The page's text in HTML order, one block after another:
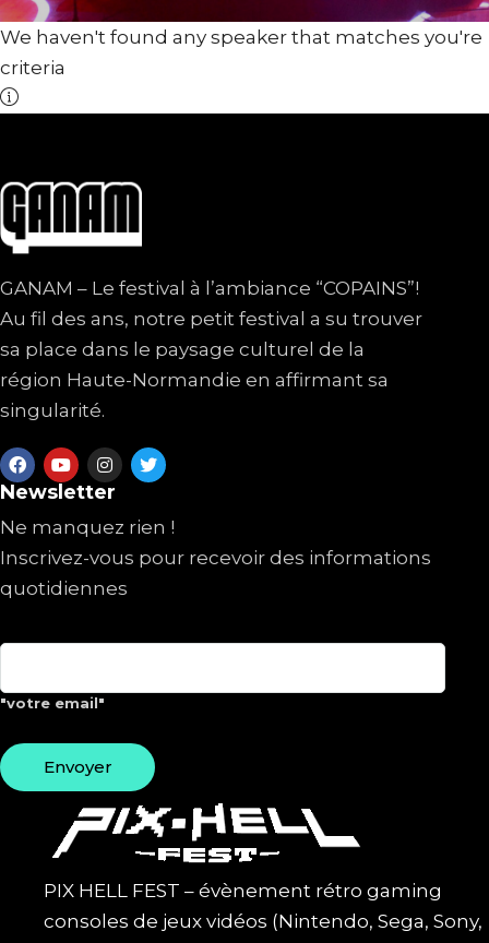
We haven't found any speaker that matches you're
criteria
GANAM – Le festival à l’ambiance “COPAINS”!
Au fil des ans, notre petit festival a su trouver
sa place dans le paysage culturel de la
région Haute-Normandie en affirmant sa
singularité.
Newsletter
Ne manquez rien !
Inscrivez-vous pour recevoir des informations
quotidiennes
"votre email"
PIX HELL FEST – évènement rétro gaming
consoles de jeux vidéos (Nintendo, Sega, Sony,